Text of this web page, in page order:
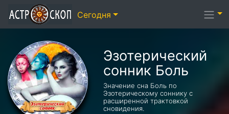
Эзотерический
cонник Боль
Значение сна Боль по
Эзотерическому соннику с
расширенной трактовкой
сновидения.
Сегодня